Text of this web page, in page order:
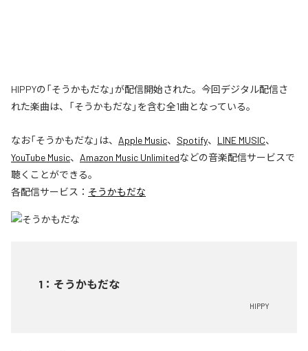
HIPPYの「そうかもだな」が配信開始された。今回デジタル配信さ
れた楽曲は、「そうかもだな」を含む全1曲となっている。
なお「そうかもだな 」は、 Apple Music、 Spotify、 LINE MUSIC、
YouTube Music、 Amazon Music Unlimitedなどの音楽配信サービスで
聴くことができる。
各配信サービス： そうかもだな
1 ： そうかもだな
HIPPY